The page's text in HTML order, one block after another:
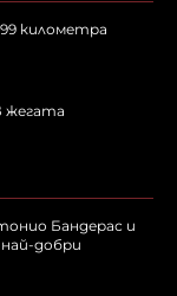
километра
жегата
Бандерас и
добри